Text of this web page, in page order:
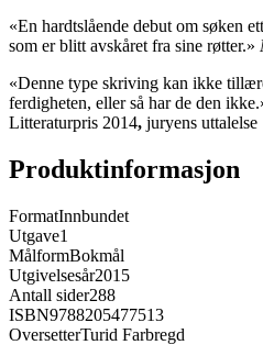
«En hardtslående debut om søken
som er blitt avskåret fra sine røtter.»
«Denne type skriving kan ikke
ferdigheten, eller så har de den
Litteraturpris 2014, juryens uttalelse
Produktinformasjon
FormatInnbundet
Utgave1
MålformBokmål
Utgivelsesår2015
Antall sider288
ISBN9788205477513
OversetterTurid Farbregd